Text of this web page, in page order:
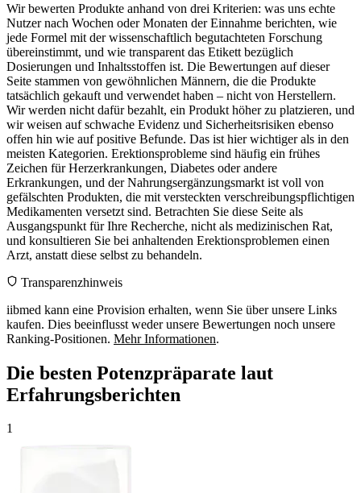
Wir bewerten Produkte anhand von drei Kriterien: was uns echte
Nutzer nach Wochen oder Monaten der Einnahme berichten, wie
jede Formel mit der wissenschaftlich begutachteten Forschung
übereinstimmt, und wie transparent das Etikett bezüglich
Dosierungen und Inhaltsstoffen ist. Die Bewertungen auf dieser
Seite stammen von gewöhnlichen Männern, die die Produkte
tatsächlich gekauft und verwendet haben – nicht von Herstellern.
Wir werden nicht dafür bezahlt, ein Produkt höher zu platzieren, und
wir weisen auf schwache Evidenz und Sicherheitsrisiken ebenso
offen hin wie auf positive Befunde. Das ist hier wichtiger als in den
meisten Kategorien. Erektionsprobleme sind häufig ein frühes
Zeichen für Herzerkrankungen, Diabetes oder andere
Erkrankungen, und der Nahrungsergänzungsmarkt ist voll von
gefälschten Produkten, die mit versteckten verschreibungspflichtigen
Medikamenten versetzt sind. Betrachten Sie diese Seite als
Ausgangspunkt für Ihre Recherche, nicht als medizinischen Rat,
und konsultieren Sie bei anhaltenden Erektionsproblemen einen
Arzt, anstatt diese selbst zu behandeln.
Transparenzhinweis
iibmed kann eine Provision erhalten, wenn Sie über unsere Links
kaufen. Dies beeinflusst weder unsere Bewertungen noch unsere
Ranking-Positionen. Mehr Informationen.
Die besten Potenzpräparate laut
Erfahrungsberichten
1